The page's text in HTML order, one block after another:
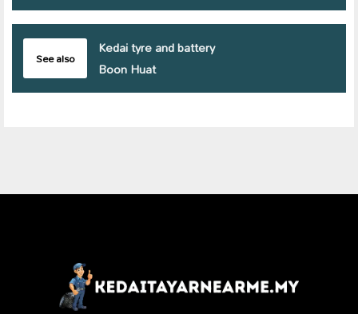
See also
Kedai tyre and battery
Boon Huat